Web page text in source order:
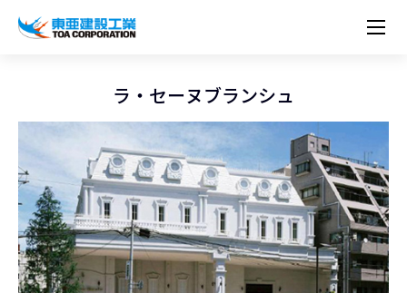
トップメッセージ
労働安全衛生・環境・品質方針
プレスリリース
組織図
ネットワーク
役員一覧
コーポレートメッセージ
沿革
東亜坊や
シンボルマーク「三羽の鶴」
関連書籍
東亜の歩み ～From 1908 to 2008～
中期経営計画資料
統合報告書
IRニュース
IRカレンダー
株価情報
シェアードリサーチレポート
IRライブラリー
株式・社債情報
IRイベント
IRサポート
ESGに関する外部評価
施設・用途別
国内から探す
海外から探す
年代別
現場レポート
サステナビリティ
トップメッセージ
サステナビリティ経営
重要課題とKPI
DX戦略
統合報告書
環境行動規範
環境マネジメント
カーボンニュートラルへの取組み
生物多様性
（自然関連の情報開示）
人権の尊重
人材育成
健康経営
労働安全衛生
品質向上
コーポレートガバナンス
コンプライアンス
リスクマネジメント
情報セキュリティ
AI活用ポリシー
社会貢献活動
ESGに関する外部評価
技術とサービス
ニーズから探す
施設・用途から探す
建築技術一覧
土木技術一覧
所有船舶一覧
技術研究開発センター
海の相談室
冷蔵倉庫の相談室
冷蔵倉庫をつくりたい
木質化計画 特別鼎談
お問い合わせ
採用情報
新卒・第二新卒採用情報
キャリア採用
障がい者採用
カムバック採用
Careers (English)
コーポレートメッセージ
ラ・セーヌブランシュ